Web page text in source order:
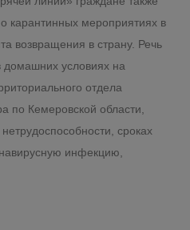
карантинных мероприятиях в
возвращения в страну. Речь
домашних условиях на
отдела
по Кемеровской области,
сроках
инфекцию,